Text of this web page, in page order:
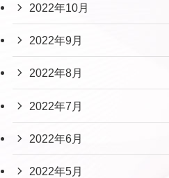
2022年10月
2022年9月
2022年8月
2022年7月
2022年6月
2022年5月